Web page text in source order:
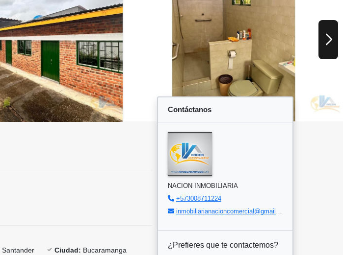
Santander Ciudad: Bucaramanga
Contáctanos
NACION INMOBILIARIA
+573008711224
inmobiliarianacioncomercial@gmail.com
¿Prefieres que te contactemos?